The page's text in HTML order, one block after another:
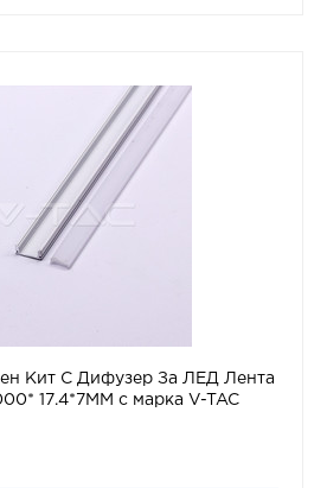
Kит С Дифузер За ЛЕД Лента
17.4*7MM с марка V-TAC